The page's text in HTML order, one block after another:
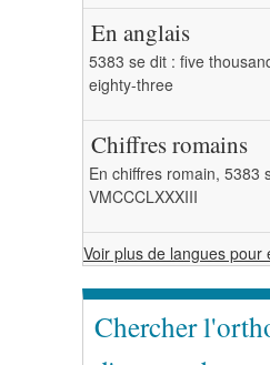
En anglais
5383 se dit : five
eighty-three
Chiffres romains
En chiffres romain, 5383
VMCCCLXXXIII
Voir plus de langues pour
Chercher